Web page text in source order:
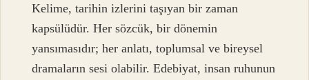
Kelime, tarihin izlerini taşıyan bir zaman
kapsülüdür. Her sözcük, bir dönemin
yansımasıdır; her anlatı, toplumsal ve bireysel
dramaların sesi olabilir. Edebiyat, insan ruhunun